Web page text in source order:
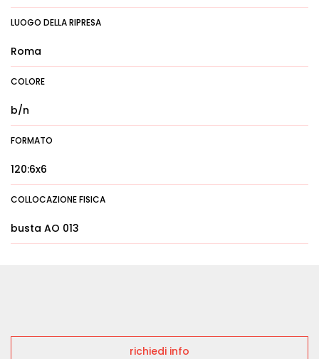
LUOGO DELLA RIPRESA
Roma
COLORE
b/n
FORMATO
120:6x6
COLLOCAZIONE FISICA
busta AO 013
richiedi info